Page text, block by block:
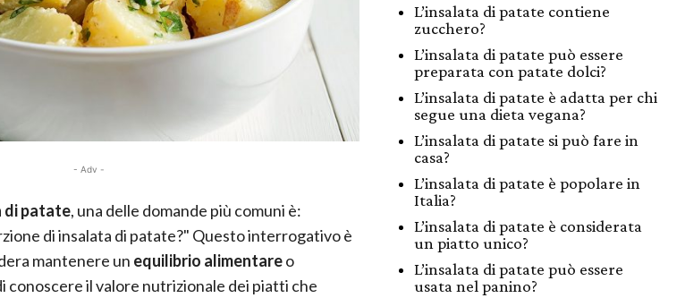
- Adv -
di patate, una delle domande più comuni è:
di insalata di patate?" Questo interrogativo è
mantenere un equilibrio alimentareo
conoscere il valore nutrizionale dei piatti che
L’insalata di patate contiene
zucchero?
L’insalata di patate può essere
preparata con patate dolci?
L’insalata di patate è adatta per chi
segue una dieta vegana?
L’insalata di patate si può fare in
casa?
L’insalata di patate è popolare in
Italia?
L’insalata di patate è considerata
un piatto unico?
L’insalata di patate può essere
usata nel panino?